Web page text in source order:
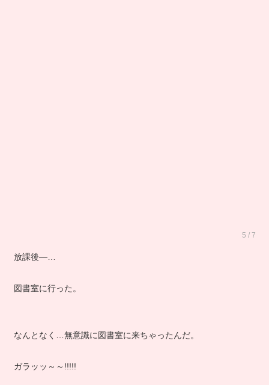
5 / 7
放課後―…
図書室に行った。
なんとなく…無意識に図書室に来ちゃったんだ。
ガラッッ～～!!!!!